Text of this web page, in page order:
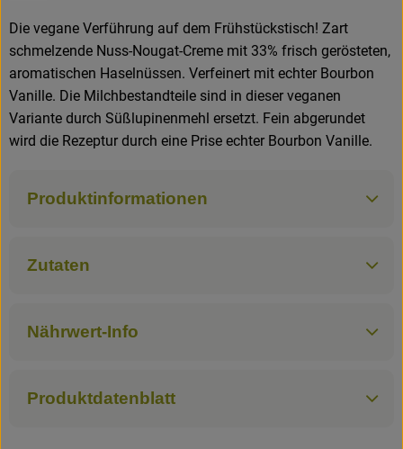
Die vegane Verführung auf dem Frühstückstisch! Zart
schmelzende Nuss-Nougat-Creme mit 33% frisch gerösteten,
aromatischen Haselnüssen. Verfeinert mit echter Bourbon
Vanille. Die Milchbestandteile sind in dieser veganen
Variante durch Süßlupinenmehl ersetzt. Fein abgerundet
wird die Rezeptur durch eine Prise echter Bourbon Vanille.
Produktinformationen
Zutaten
Nährwert-Info
Produktdatenblatt